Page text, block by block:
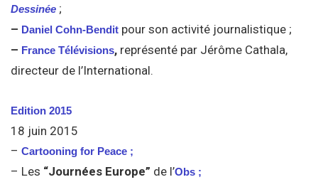
Dessinée ;
– Daniel Cohn-Bendit pour son activité journalistique ;
– France Télévisions, représenté par Jérôme Cathala,
directeur de l’International.
Edition 2015
18 juin 2015
– Cartooning for Peace ;
– Les “Journées Europe” de l’Obs ;